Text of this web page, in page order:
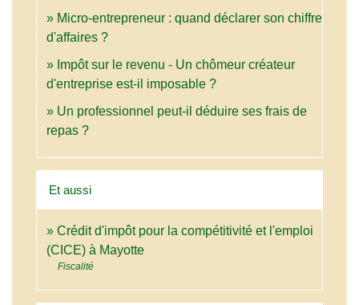
Micro-entrepreneur : quand déclarer son chiffre
d'affaires ?
Impôt sur le revenu - Un chômeur créateur
d'entreprise est-il imposable ?
Un professionnel peut-il déduire ses frais de
repas ?
Et aussi
Crédit d'impôt pour la compétitivité et l'emploi
(CICE) à Mayotte
Fiscalité